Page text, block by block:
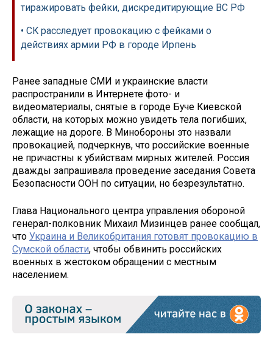
тиражировать фейки, дискредитирующие ВС РФ
• СК расследует провокацию с фейками о
действиях армии РФ в городе Ирпень
Ранее западные СМИ и украинские власти
распространили в Интернете фото- и
видеоматериалы, снятые в городе Буче Киевской
области, на которых можно увидеть тела погибших,
лежащие на дороге. В Минобороны это назвали
провокацией, подчеркнув, что российские военные
не причастны к убийствам мирных жителей. Россия
дважды запрашивала проведение заседания Совета
Безопасности ООН по ситуации, но безрезультатно.
Глава Национального центра управления обороной
генерал-полковник Михаил Мизинцев ранее сообщал,
что Украина и Великобритания готовят провокацию в
Сумской области, чтобы обвинить российских
военных в жестоком обращении с местным
населением.